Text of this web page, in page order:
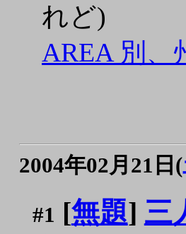
れど)
AREA 別、
2004年02月21日(
#1 [無題] 三